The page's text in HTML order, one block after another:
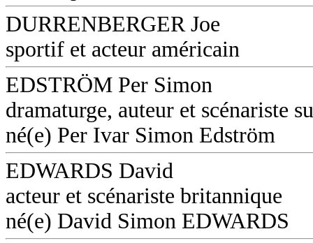
DURRENBERGER Joe
sportif et acteur américain
EDSTRÖM Per Simon
dramaturge, auteur et scénariste
né(e) Per Ivar Simon Edström
EDWARDS David
acteur et scénariste britannique
né(e) David Simon EDWARDS